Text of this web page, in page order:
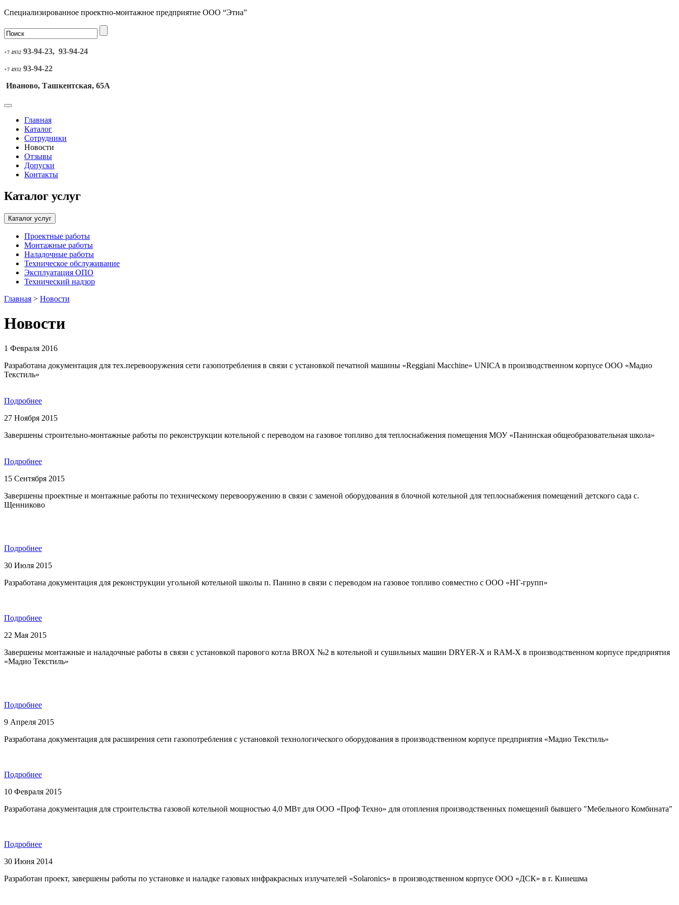
Специализированное проектно-монтажное предприятие ООО “Этна”
+7 4932 93-94-23, 93-94-24
+7 4932 93-94-22
Иваново, Ташкентская, 65А
Главная
Каталог
Сотрудники
Новости
Отзывы
Допуски
Контакты
Каталог услуг
Каталог услуг
Проектные работы
Монтажные работы
Наладочные работы
Техническое обслуживание
Эксплуатация ОПО
Технический надзор
Главная > Новости
Новости
1 Февраля 2016
Разработана документация для тех.перевооружения сети газопотребления в связи с установкой печатной машины «Reggiani Macchine» UNICA в производственном корпусе ООО «Мадио
Текстиль»
Подробнее
27 Ноября 2015
Завершены строительно-монтажные работы по реконструкции котельной с переводом на газовое топливо для теплоснабжения помещения МОУ «Панинская общеобразовательная школа»
Подробнее
15 Сентября 2015
Завершены проектные и монтажные работы по техническому перевооружению в связи с заменой оборудования в блочной котельной для теплоснабжения помещений детского сада с.
Щенниково
Подробнее
30 Июля 2015
Разработана документация для реконструкции угольной котельной школы п. Панино в связи с переводом на газовое топливо совместно с ООО «НГ-групп»
Подробнее
22 Мая 2015
Завершены монтажные и наладочные работы в связи с установкой парового котла BROX №2 в котельной и сушильных машин DRYER-X и RAM-X в производственном корпусе предприятия
«Мадио Текстиль»
Подробнее
9 Апреля 2015
Разработана документация для расширения сети газопотребления с установкой технологического оборудования в производственном корпусе предприятия «Мадио Текстиль»
Подробнее
10 Февраля 2015
Разработана документация для строительства газовой котельной мощностью 4,0 МВт для ООО «Проф Техно» для отопления производственных помещений бывшего "Мебельного Комбината"
Подробнее
30 Июня 2014
Разработан проект, завершены работы по установке и наладке газовых инфракрасных излучателей «Solaronics» в производственном корпусе ООО «ДСК» в г. Кинешма